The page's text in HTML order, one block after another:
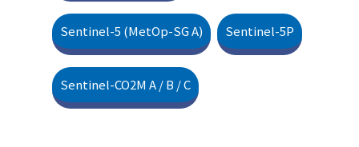
Sentinel-5 (MetOp-SG A) Sentinel-5P
Sentinel-CO2M A / B / C